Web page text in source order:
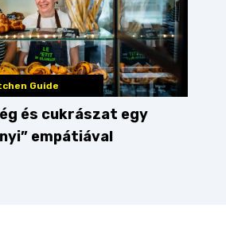
Guide
és cukrászat egy
empátiával